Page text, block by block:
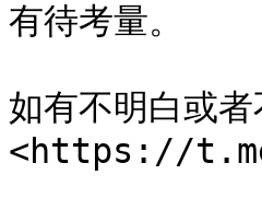
有待考量。
如有不明白或